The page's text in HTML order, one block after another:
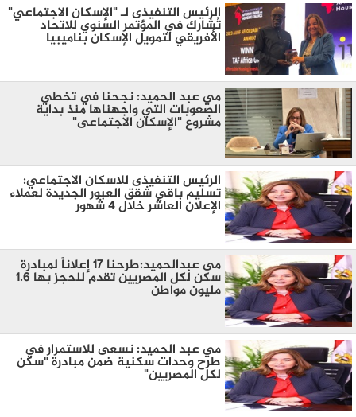
الرئيس التنفيذى لـ "الإسكان الاجتماعي"
تُشارك في المؤتمر السنوي للاتحاد
الأفريقي لتمويل الإسكان بناميبيا
مي عبد الحميد: نجحنا في تخطي
الصعوبات التي واجهناها منذ بداية
مشروع "الإسكان الاجتماعى"
الرئيس التنفيذى للاسكان الاجتماعي:
تسليم باقي شقق العبور الجديدة لعملاء
الإعلان العاشر خلال ٤ شهور
مى عبدالحميد:طرحنا 17 إعلاناً لمبادرة
سكن لكل المصريين تقدم للحجز بها 1.6
مليون مواطن
مي عبد الحميد: نسعى للاستمرار في
طرح وحدات سكنية ضمن مبادرة "سكن
لكل المصريين"